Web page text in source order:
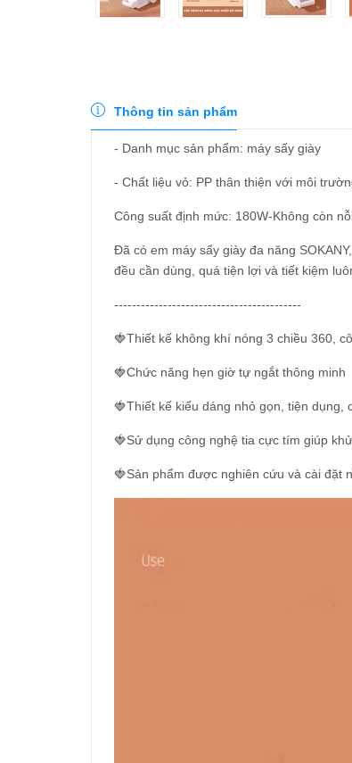
Thông tin sản phẩm
- Danh mục sản phẩm: máy sấy giày
- Chất liệu vỏ: PP thân thiện với môi
Công suất định mức: 180W-Không còn
Đã có em máy sấy giày đa năng
đều cần dùng, quá tiện lợi và tiết kiệm
------------------------------------------
🍓Thiết kế không khí nóng 3 chiều 360,
🍓Chức năng hẹn giờ tự ngắt thông minh
🍓Thiết kế kiểu dáng nhỏ gọn, tiện dụng,
🍓Sử dụng công nghệ tia cực tím giúp
🍓Sản phẩm được nghiên cứu và cài đặt